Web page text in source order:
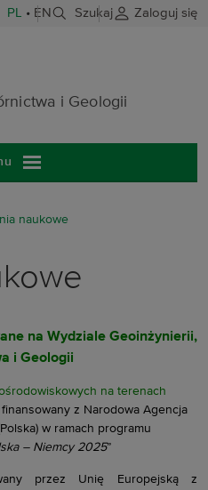
PL • EN Szukaj Zaloguj się
Wydział
i Geologii
naukowe
na Wydziale Geoinżynierii,
i Geologii
na terenach
finansowany z Narodowa Agencja
w ramach programu
– Niemcy 2025”
przez Unię Europejską z